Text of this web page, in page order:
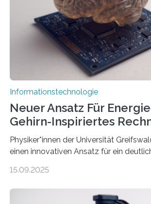
kosteneffiziente Methoden, um
erstellen. „Besonders wichtig ist uns
Animation, bei der Stimme,
und Mimik im Einklang sind…
Informationstechnologie
Neuer Ansatz Für
Gehirn-Inspiriertes
Physiker*innen der Universität
einen innovativen Ansatz für ein
Lösungsweg ist inspiriert vom
stellt die heutige Computertechnik vor
15.09.2025